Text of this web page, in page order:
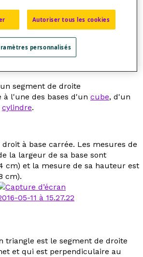
cube, les trois dimensions sont
segment de droite
qui passe par un sommet d'un
segment de droite
à l'une des bases d'un cube, d'un
cylindre.
à base carrée. Les mesures de
la largeur de sa base sont
cm) et la mesure de sa hauteur est
cm).
triangle est le segment de droite
et qui est perpendiculaire au
Autoriser tous les cookies
personnalisés